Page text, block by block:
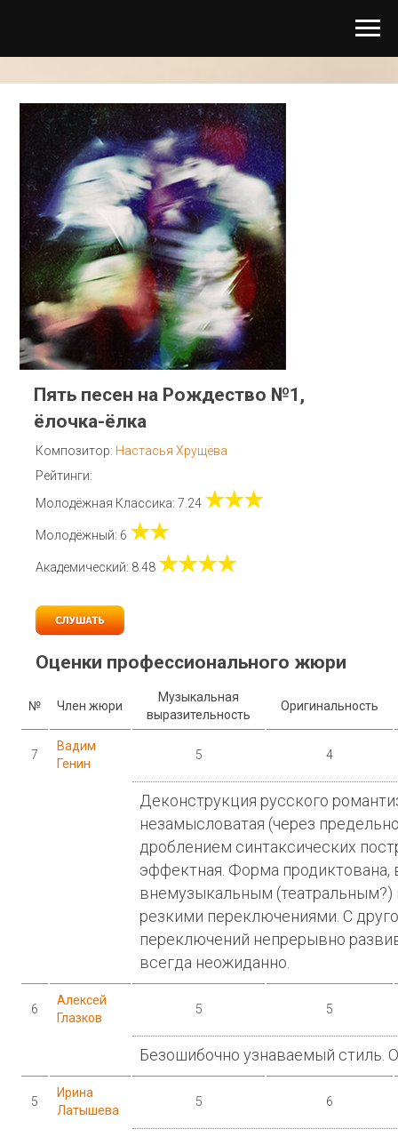
Пять песен на Рождество №1,
ёлочка-ёлка
Композитор: Настасья Хрущёва
Рейтинги:
Молодёжная Классика: 7.24 ★★★
Молодёжный: 6 ★★
Академический: 8.48 ★★★★
Оценки профессионального жюри
№ Член жюри
Музыкальная
выразительность
Оригинальность
7
Вадим
Генин
5 4
Деконструкция русского
незамысловатая (через
дроблением синтаксических
эффектная. Форма продиктована,
внемузыкальным (театральным?)
резкими переключениями. С
переключений непрерывно
всегда неожиданно.
6
Алексей
Глазков
5 5
Безошибочно узнаваемый стиль.
5
Ирина
Латышева
5 6